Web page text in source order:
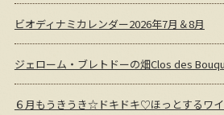
ビオディナミカレンダー2026年7月＆8月
ジェローム・ブレトドーの畑Clos des
６月もうきうき☆ドキドキ♡ほっとするワ